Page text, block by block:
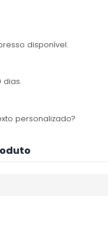
disponível.
dias.
personalizado?